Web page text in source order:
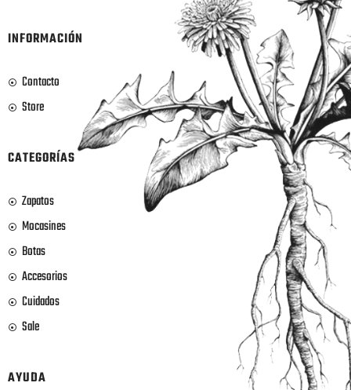
INFORMACIÓN
Contacto
Store
CATEGORÍAS
Zapatos
Mocasines
Botas
Accesorios
Cuidados
Sale
AYUDA